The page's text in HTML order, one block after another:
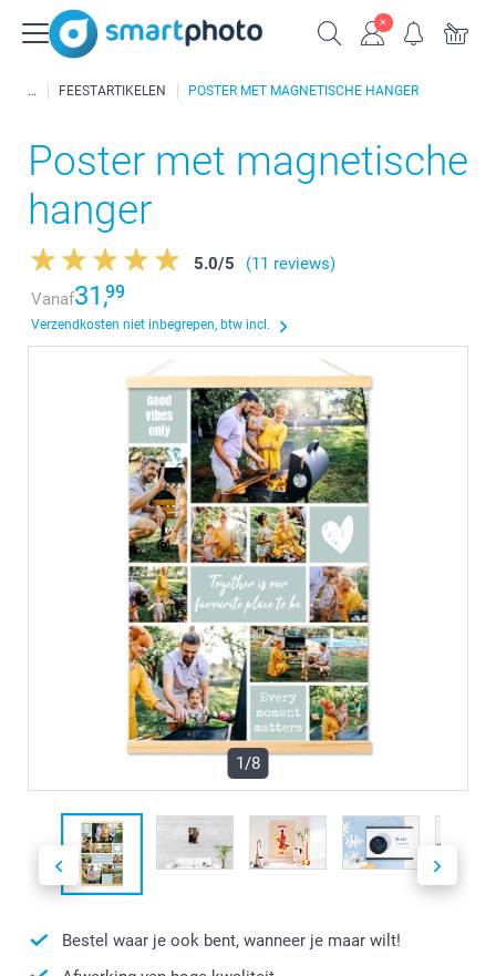
FEESTARTIKELEN POSTER MET MAGNETISCHE HANGER
Poster met magnetische
hanger
5.0/5
(11 reviews)
Vanaf31,99
Verzendkosten niet inbegrepen, btw incl.
1/8
Bestel waar je ook bent, wanneer je maar wilt!